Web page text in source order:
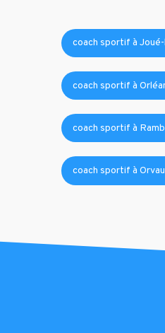
coach sportif à
coach sportif à
coach sportif à
coach sportif à